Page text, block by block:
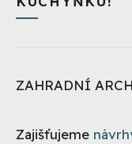
ZAHRADNÍ
Zajišťujeme